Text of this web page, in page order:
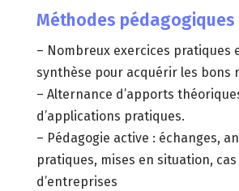
Méthodes pédagogiques
– Nombreux exercices pratiques
synthèse pour acquérir les bons
– Alternance d’apports
d’applications pratiques.
– Pédagogie active : échanges,
pratiques, mises en situation,
d’entreprises